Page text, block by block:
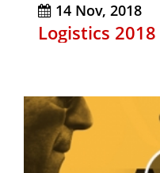
14 Nov, 2018
Logistics 2018